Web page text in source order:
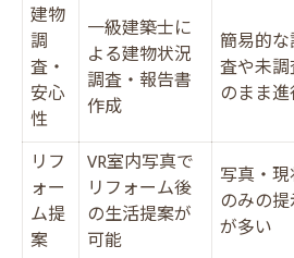
調査報告の流れと売主メ
買主・売主双方が納得
プレミアム不動産売却
VR室内写真で変わる不動産
VR室内写真を活用した
却
建物
調
査・
安心
性
一級建築士に
よる建物状況
調査・報告書
作成
簡易的
査や未
のまま
リフ
ォー
ム提
案
VR室内写真で
リフォーム後
の生活提案が
可能
写真・現
のみの
が多い